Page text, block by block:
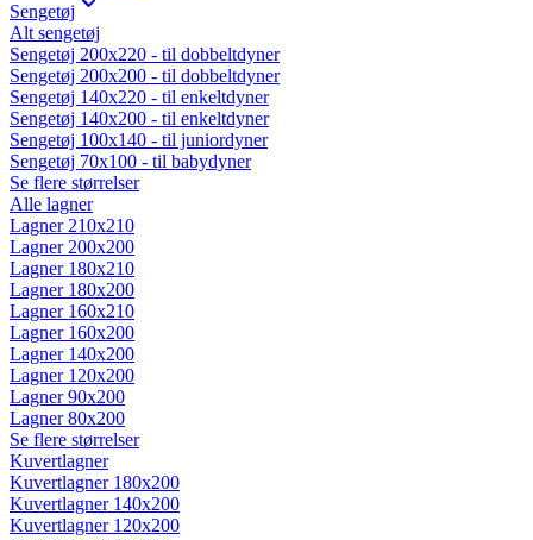
Sengetøj
Alt sengetøj
Sengetøj 200x220 - til dobbeltdyner
Sengetøj 200x200 - til dobbeltdyner
Sengetøj 140x220 - til enkeltdyner
Sengetøj 140x200 - til enkeltdyner
Sengetøj 100x140 - til juniordyner
Sengetøj 70x100 - til babydyner
Se flere størrelser
Alle lagner
Lagner 210x210
Lagner 200x200
Lagner 180x210
Lagner 180x200
Lagner 160x210
Lagner 160x200
Lagner 140x200
Lagner 120x200
Lagner 90x200
Lagner 80x200
Se flere størrelser
Kuvertlagner
Kuvertlagner 180x200
Kuvertlagner 140x200
Kuvertlagner 120x200